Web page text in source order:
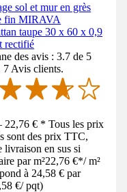
sol et mur en grès
fin MIRAVA
taupe 30 x 60 x 0,9
rectifié
des avis : 3.7 de 5
7 Avis clients.
€ * Tous les prix
sont des prix TTC,
livraison en sus si
par m²22,76 €*/ m²
à 24,58 € par
€/ pqt)